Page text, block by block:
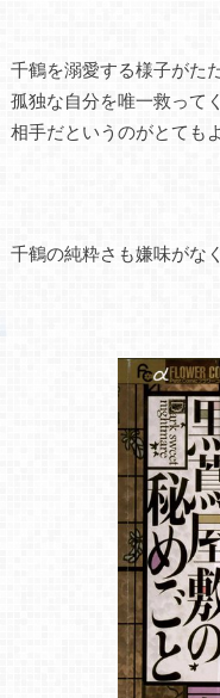
千鶴を溺愛する様子がた
孤独な自分を唯一救って
相手だというのがとても
千鶴の純粋さも嫌味がな